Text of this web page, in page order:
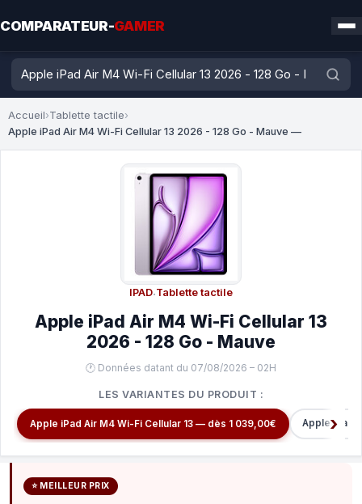
COMPARATEUR-GAMER
Accueil›Tablette tactile›
Apple iPad Air M4 Wi-Fi Cellular 13 2026 - 128 Go - Mauve —
IPAD·Tablette tactile
Apple iPad Air M4 Wi-Fi Cellular 13
2026 - 128 Go - Mauve
🕐 Données datant du 07/08/2026 – 02H
LES VARIANTES DU PRODUIT :
Apple iPad Air M4 Wi-Fi Cellular 13 — dès 1 039,00€ Apple iPad
⭐ MEILLEUR PRIX